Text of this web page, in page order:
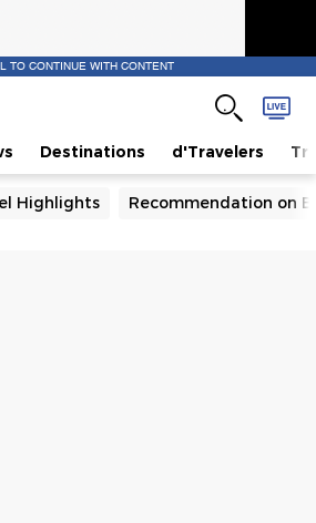
TO CONTINUE WITH CONTENT
Destinations d'Travelers
Highlights Recommendation on